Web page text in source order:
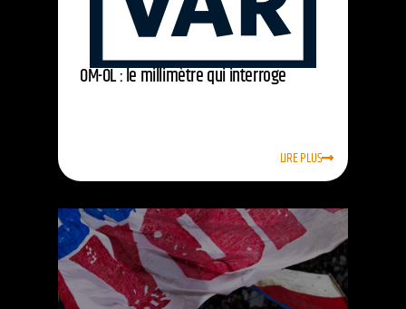
OM-OL : le millimètre qui interroge
LIRE PLUS